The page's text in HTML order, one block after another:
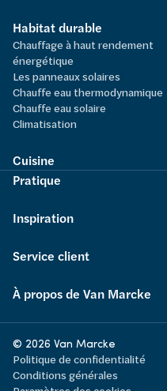
Habitat durable
Chauffage à haut rendement
énergétique
Les panneaux solaires
Chauffe eau thermodynamique
Chauffe eau solaire
Climatisation
Cuisine
Pratique
Inspiration
Service client
À propos de Van Marcke
© 2026 Van Marcke
Politique de confidentialité
Conditions générales